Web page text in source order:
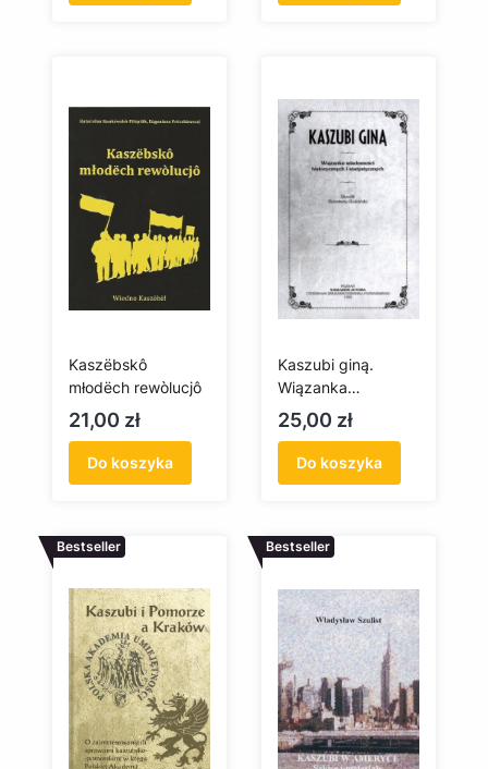
Kaszëbskô
młodëch rewòlucjô
Cena
21,00 zł
Do koszyka
Kaszubi giną.
Wiązanka
wiadomości
historycznych i
statystycznych
Cena
25,00 zł
Do koszyka
Bestseller Bestseller